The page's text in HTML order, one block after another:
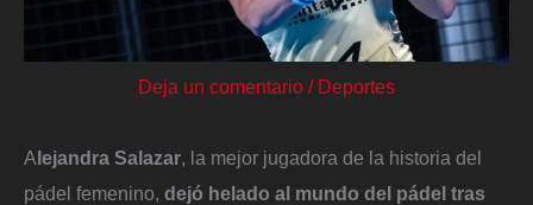
Deja un comentario / Deportes
Alejandra Salazar, la mejor jugadora de la historia del
pádel femenino, dejó helado al mundo del pádel tras